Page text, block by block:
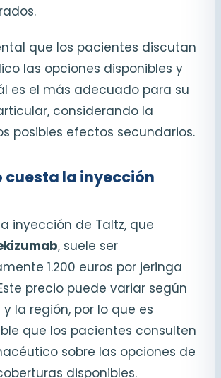
que los pacientes discutan
las opciones disponibles y
es el más adecuado para su
considerando la
posibles efectos secundarios.
cuesta la inyección
inyección de Taltz, que
, suele ser
1.200 euros por jeringa
precio puede variar según
la región, por lo que es
que los pacientes consulten
sobre las opciones de
disponibles.